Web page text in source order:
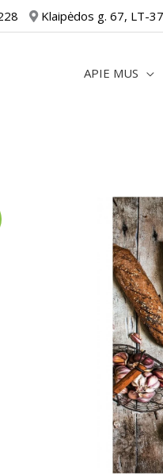
Klaipėdos g. 67, LT-
APIE MUS